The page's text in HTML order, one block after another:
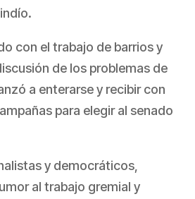
con el trabajo de barrios y
de los problemas de
a enterarse y recibir con
para elegir al senado
y democráticos,
al trabajo gremial y